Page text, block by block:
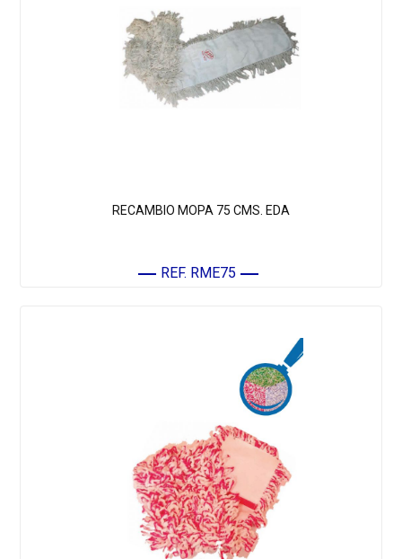
RECAMBIO MOPA 75 CMS. EDA
REF. RME75